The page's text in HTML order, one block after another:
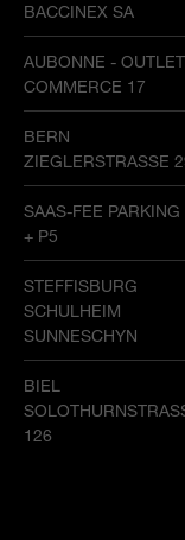
BACCINEX SA
AUBONNE -
COMMERCE 17
BERN
ZIEGLERSTRASSE
SAAS-FEE PARKING
+ P5
STEFFISBURG
SCHULHEIM
SUNNESCHYN
BIEL
126